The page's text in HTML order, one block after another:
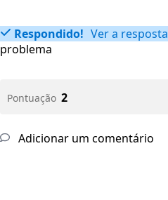
Respondido! Ver a resposta
problema
Pontuação 2
Adicionar um comentário